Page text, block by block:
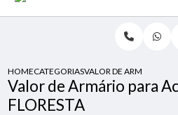
HOMECATEGORIASVALOR DE ARMÁRIO
Valor de Armário para
FLORESTA